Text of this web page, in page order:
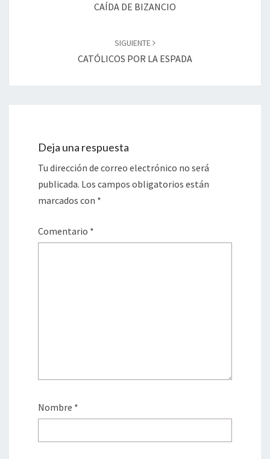
CAÍDA DE BIZANCIO
SIGUIENTE
CATÓLICOS POR LA ESPADA
Deja una respuesta
Tu dirección de correo electrónico no será
publicada. Los campos obligatorios están
marcados con *
Comentario *
Nombre *